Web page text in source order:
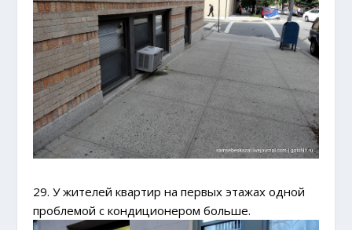
29. У жителей квартир на первых этажах одной
проблемой с кондиционером больше.